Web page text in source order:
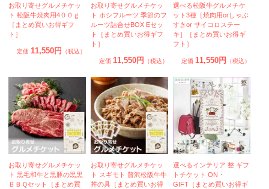
お取り寄せグルメチケッ
ト 松阪牛焼肉用4００ｇ
［まとめ買いお得ギフ
ト］
定価 11,550円 （税込）
お取り寄せグルメチケッ
ト ホシフルーツ 季節のフ
ルーツ詰合せBOX Eセッ
ト［まとめ買いお得ギフ
ト］
定価 11,550円 （税込）
選べる松阪牛グルメチケ
ット3種［焼肉用orしゃぶ
すきor サイコロステー
キ］［まとめ買いお得ギ
フト］
定価 11,550円 （税込）
お取り寄せグルメチケッ
ト 黒毛和牛と黒豚の黒黒
ＢＢＱセット［まとめ買
お取り寄せグルメチケッ
ト スギモト 贅沢松阪牛牛
丼の具［まとめ買いお得
選べるインテリア 整 ギフ
トチケット ON・
GIFT［まとめ買いお得ギ